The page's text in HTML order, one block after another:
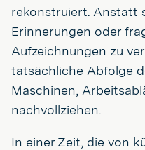
rekonstruiert. Anstatt
Erinnerungen oder
Aufzeichnungen zu
tatsächliche Abfolge
Maschinen,
nachvollziehen.
In einer Zeit, die von